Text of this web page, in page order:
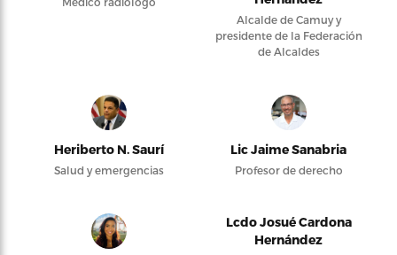
Alcalde de Camuy y
presidente de la Federación
de Alcaldes
Heriberto N. Saurí
Salud y emergencias
Lic Jaime Sanabria
Profesor de derecho
Lcdo Josué Cardona
Hernández